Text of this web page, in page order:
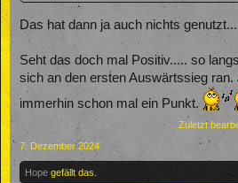
Das hat dann ja auch nichts genutzt...
Seht das doch mal Positiv..... so
sich an den ersten Auswärtssieg ran.
immerhin schon mal ein Punkt.
Zuletzt
7. Dezember 2024
Hope gefällt das.